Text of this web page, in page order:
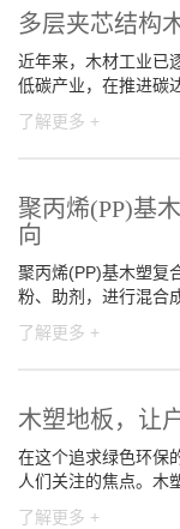
多层夹芯结构
近年来，木材工业已
低碳产业，在推进碳
了解更多 +
聚丙烯(PP)基
向
聚丙烯(PP)基木塑复
粉、助剂，进行混合
了解更多 +
木塑地板，让
在这个追求绿色环保
人们关注的焦点。木
了解更多 +